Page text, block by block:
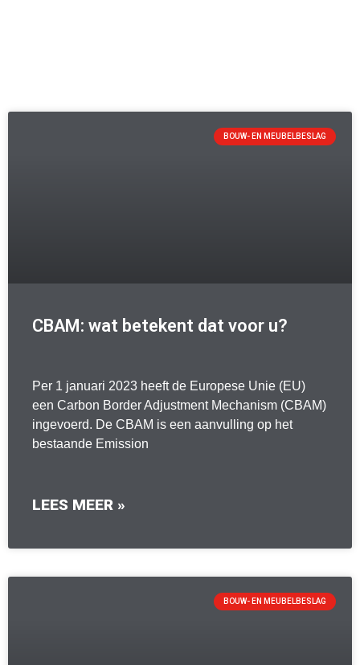
BOUW- EN MEUBELBESLAG
CBAM: wat betekent dat voor u?
Per 1 januari 2023 heeft de Europese Unie (EU)
een Carbon Border Adjustment Mechanism (CBAM)
ingevoerd. De CBAM is een aanvulling op het
bestaande Emission
LEES MEER »
BOUW- EN MEUBELBESLAG